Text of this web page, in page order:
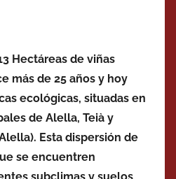
Hectáreas de viñas
más de 25 años y hoy
ecológicas, situadas en
de Alella, Teià y
Esta dispersión de
se encuentren